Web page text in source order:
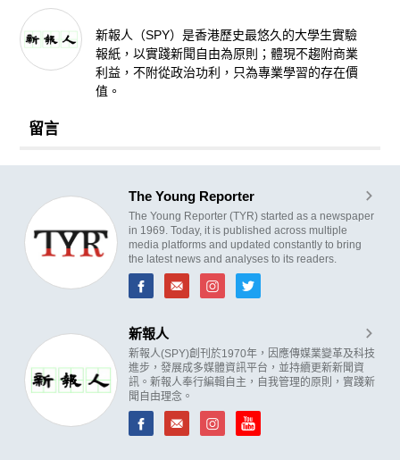
新報人（SPY）是香港歷史最悠久的大學生實驗
報紙，以實踐新聞自由為原則；體現不趨附商業
利益，不附從政治功利，只為專業學習的存在價
值。
留言
The Young Reporter
The Young Reporter (TYR) started as a newspaper
in 1969. Today, it is published across multiple
media platforms and updated constantly to bring
the latest news and analyses to its readers.
新報人
新報人(SPY)創刊於1970年，因應傳媒業變革及科技
進步，發展成多媒體資訊平台，並持續更新新聞資
訊。新報人奉行編輯自主，自我管理的原則，實踐新
聞自由理念。